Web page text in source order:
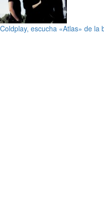
Coldplay, escucha «Atlas» de